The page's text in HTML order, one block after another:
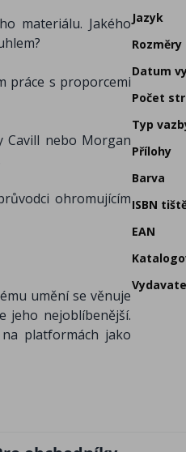
materiálu. Jakého
práce s proporcemi
Cavill nebo Morgan
ohromujícím
umění se věnuje
jeho nejoblíbenější.
platformách jako
Jazyk
Rozměry
Datum
Počet
Typ
Přílohy
Barva
ISBN
EAN